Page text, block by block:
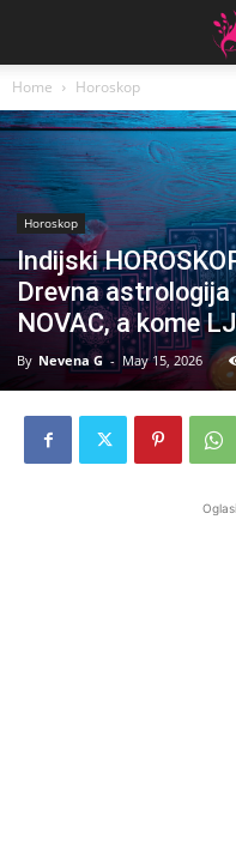
Home Horoskop
Horoskop
Indijski
Drevna
NOVAC, a kome
By Nevena G - May 15, 2026